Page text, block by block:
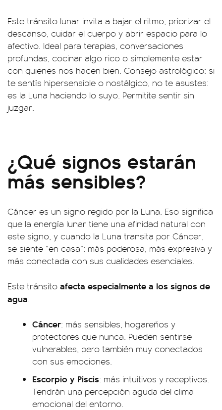
Este tránsito lunar invita a bajar el ritmo, priorizar el
descanso, cuidar el cuerpo y abrir espacio para lo
afectivo. Ideal para terapias, conversaciones
profundas, cocinar algo rico o simplemente estar
con quienes nos hacen bien. Consejo astrológico: si
te sentís hipersensible o nostálgico, no te asustes:
es la Luna haciendo lo suyo. Permitite sentir sin
juzgar.
¿Qué signos estarán
más sensibles?
Cáncer es un signo regido por la Luna. Eso significa
que la energía lunar tiene una afinidad natural con
este signo, y cuando la Luna transita por Cáncer,
se siente “en casa”: más poderosa, más expresiva y
más conectada con sus cualidades esenciales.
Este tránsito afecta especialmente a los signos de
agua:
Cáncer: más sensibles, hogareños y
protectores que nunca. Pueden sentirse
vulnerables, pero también muy conectados
con sus emociones.
Escorpio y Piscis: más intuitivos y receptivos.
Tendrán una percepción aguda del clima
emocional del entorno.